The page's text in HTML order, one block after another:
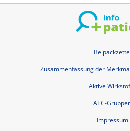
Zusammenfassung der
Aktive
ATC-
Impressum